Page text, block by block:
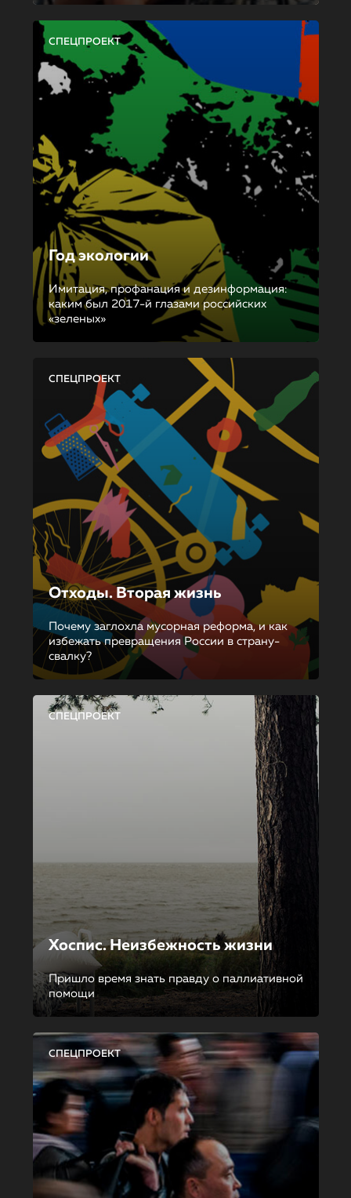
СПЕЦПРОЕКТ
Год экологии
Имитация, профанация и дезинформация:
каким был 2017-й глазами российских
«зеленых»
СПЕЦПРОЕКТ
Отходы. Вторая жизнь
Почему заглохла мусорная реформа, и как
избежать превращения России в страну-
свалку?
СПЕЦПРОЕКТ
Хоспис. Неизбежность жизни
Пришло время знать правду о паллиативной
помощи
СПЕЦПРОЕКТ